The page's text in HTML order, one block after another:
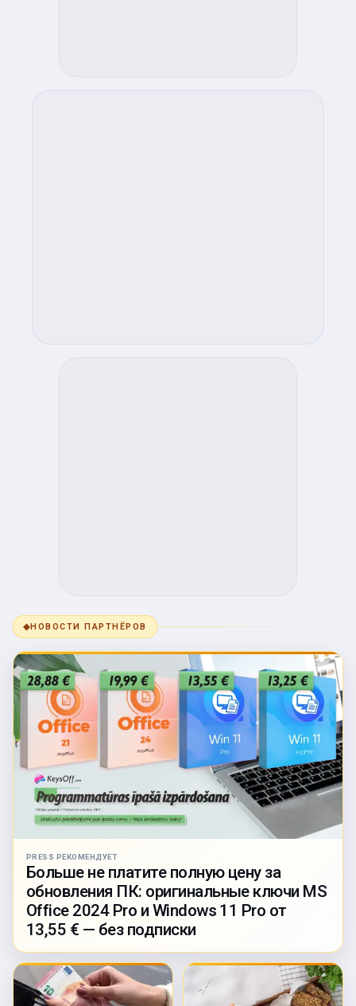
◆НОВОСТИ ПАРТНЁРОВ
PRESS РЕКОМЕНДУЕТ
Больше не платите полную цену за
обновления ПК: оригинальные ключи MS
Office 2024 Pro и Windows 11 Pro от
13,55 € — без подписки